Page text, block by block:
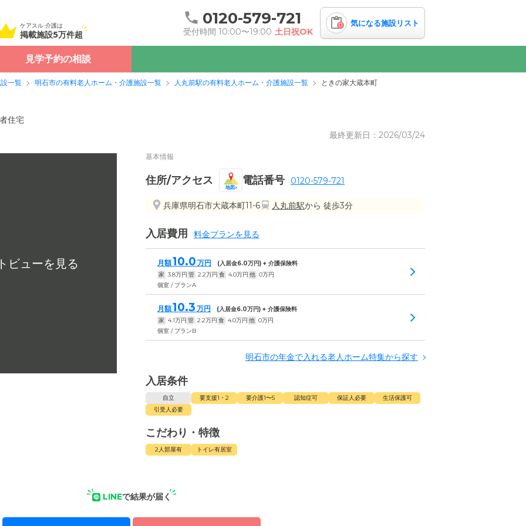
ケアスル 介護は
掲載施設5万件超
0120-579-721
受付時間 10:00〜19:00 土日祝OK
0 気になる施設リスト
見学予約の相談
一覧 明石市の有料老人ホーム・介護施設一覧 人丸前駅の有料老人ホーム・介護施設一覧 ときの家大蔵本町
住宅
最終更新日：2026/03/24
基本情報
住所/アクセス
地図
電話番号 0120-579-721
兵庫県明石市大蔵本町11-6 人丸前駅から 徒歩3分
入居費用 料金プランを見る
月額10.0 万円 (入居金6.0万円) + 介護保険料
家 3.8万円 管 2.2万円 食 4.0万円 他 0万円
個室 / プランA
月額10.3 万円 (入居金6.0万円) + 介護保険料
家 4.1万円 管 2.2万円 食 4.0万円 他 0万円
個室 / プランB
明石市の年金で入れる老人ホーム特集から探す
入居条件
自立 要支援1・2 要介護1〜5 認知症可 保証人必要
生活保護可
引受人必要
こだわり・特徴
2人部屋有 トイレ有居室
LINEで結果が届く